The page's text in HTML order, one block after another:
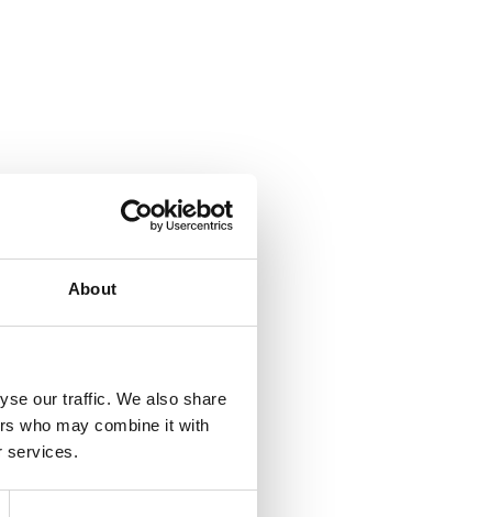
About
our traffic. We also share
who may combine it with
services.
Ein optionaler akustischer
Verarbeitung